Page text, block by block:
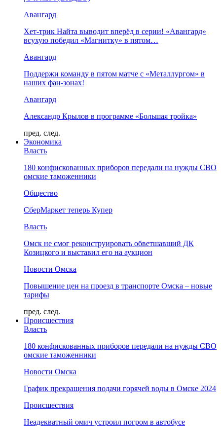
Авангард
Хет-трик Найта выводит вперёд в серии! «Авангард»
всухую победил «Магнитку» в пятом…
Авангард
Поддержи команду в пятом матче с «Металлургом» в
наших фан-зонах!
Авангард
Александр Крылов в программе «Большая тройка»
пред. след.
Экономика
Власть
180 конфискованных приборов передали на нужды СВО
омские таможенники
Общество
СберМаркет теперь Купер
Власть
Омск не смог реконструировать обветшавший ДК
Козицкого и выставил его на аукцион
Новости Омска
Повышение цен на проезд в транспорте Омска – новые
тарифы
пред. след.
Происшествия
Власть
180 конфискованных приборов передали на нужды СВО
омские таможенники
Новости Омска
График прекращения подачи горячей воды в Омске 2024
Происшествия
Неадекватный омич устроил погром в автобусе